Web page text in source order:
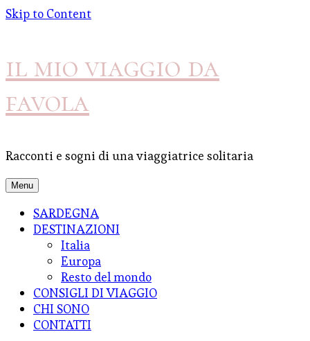
Skip to Content
il mio viaggio da
favola
Racconti e sogni di una viaggiatrice solitaria
Menu
SARDEGNA
DESTINAZIONI
Italia
Europa
Resto del mondo
CONSIGLI DI VIAGGIO
CHI SONO
CONTATTI